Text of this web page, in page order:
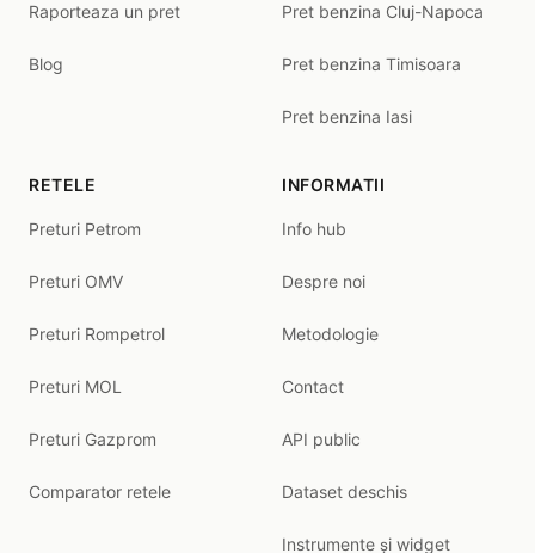
Raporteaza un pret
Blog
Pret benzina Cluj-Napoca
Pret benzina Timisoara
Pret benzina Iasi
RETELE
Preturi Petrom
Preturi OMV
Preturi Rompetrol
Preturi MOL
Preturi Gazprom
Comparator retele
INFORMATII
Info hub
Despre noi
Metodologie
Contact
API public
Dataset deschis
Instrumente și widget